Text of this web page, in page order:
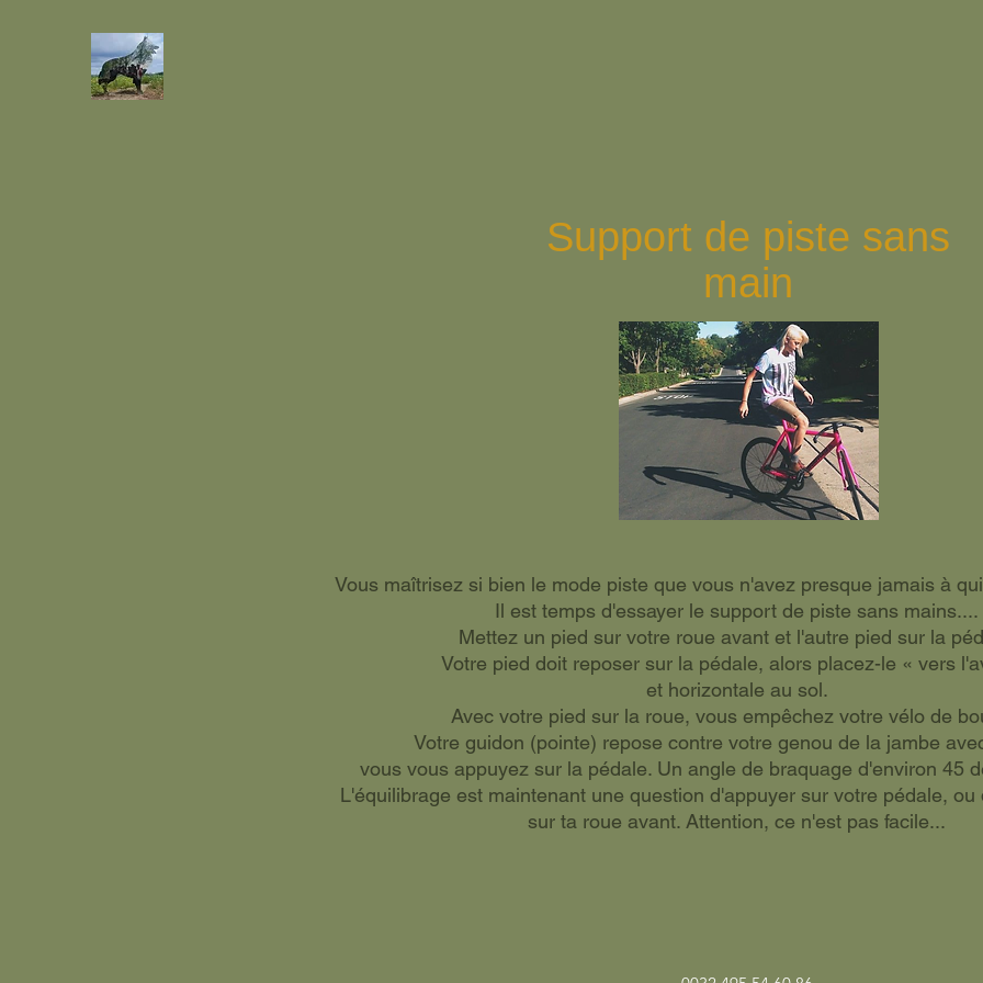
Support de piste sans
main
Vous maîtrisez si bien le mode piste que vous n'avez presque jamais à
Il est temps d'essayer le support de piste sans mains....
Mettez un pied sur votre roue avant et l'autre pied sur la
Votre pied doit reposer sur la pédale, alors placez-le « vers
et horizontale au sol.
Avec votre pied sur la roue, vous empêchez votre vélo de
Votre guidon (pointe) repose contre votre genou de la jambe
vous vous appuyez sur la pédale. Un angle de braquage d'environ 45
L'équilibrage est maintenant une question d'appuyer sur votre pédale, ou
sur ta roue avant. Attention, ce n'est pas facile...